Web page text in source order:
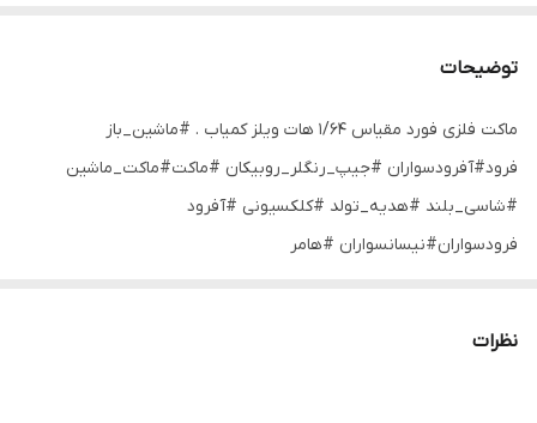
توضیحات
ماکت فلزی فورد مقیاس ۱/۶۴ هات ویلز کمیاب . #ماشین_باز
ٓفرود#آفرودسواران #جیپ_رنگلر_روبیکان #ماکت#ماکت_ماشین
#شاسی_بلند #هدیه_تولد #کلکسیونی #آفرود
ٓفرودسواران#نیسانسواران #هامر
نظرات